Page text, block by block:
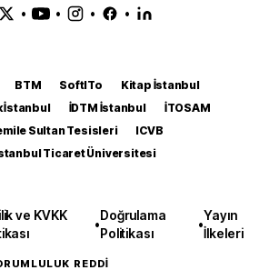
• • • •
BTM SoftITo
Kitap İstanbul
İstanbul
İDTM İstanbul
İTOSAM
Sultan Tesisleri
ICVB
Ticaret Üniversitesi
ve KVKK
•
Doğrulama
Politikası
•
Yayın
İlkeleri
REDDİ